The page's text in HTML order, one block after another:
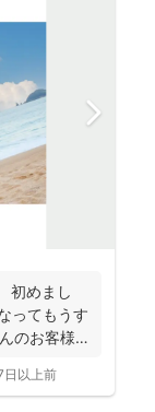
初めまし
ってもうす
のお客様
日以上前